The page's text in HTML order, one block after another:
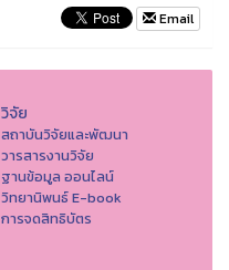
Email
วิจัย
สถาบันวิจัยและพัฒนา
วารสารงานวิจัย
ฐานข้อมูล ออนไลน์
วิทยานิพนธ์ E-book
การจดสิทธิบัตร